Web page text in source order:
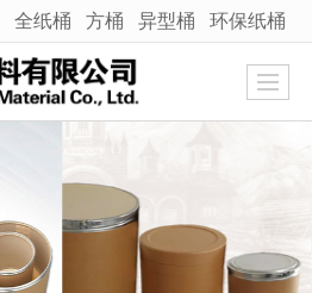
很遗憾，因您的浏览器版本过低导致无法获得最佳浏览体验，推荐下载安装谷歌浏览器！
全纸桶 方桶 异型桶 环保纸桶